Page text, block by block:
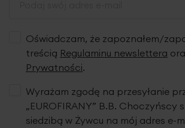
Oświadczam, że zapoznałem/
treścią Regulaminu newslettera
Prywatności.
Wyrażam zgodę na przesyłanie
„EUROFIRANY” B.B. Choczyńscy
siedzibą w Żywcu na mój adres e-